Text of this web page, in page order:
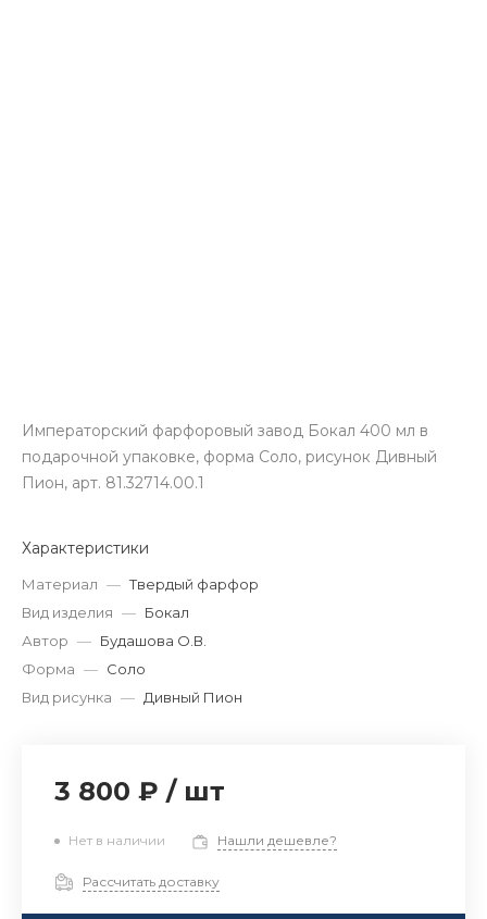
Императорский фарфоровый завод Бокал 400 мл в
подарочной упаковке, форма Соло, рисунок Дивный
Пион, арт. 81.32714.00.1
Характеристики
Материал — Твердый фарфор
Вид изделия — Бокал
Автор — Будашова О.В.
Форма — Соло
Вид рисунка — Дивный Пион
3 800 ₽ / шт
Нет в наличии Нашли дешевле?
Рассчитать доставку